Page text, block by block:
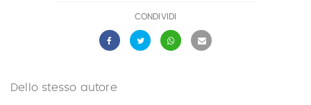
CONDIVIDI
Dello stesso autore